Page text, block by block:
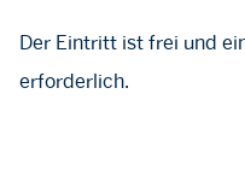
Der Eintritt ist frei und
erforderlich.